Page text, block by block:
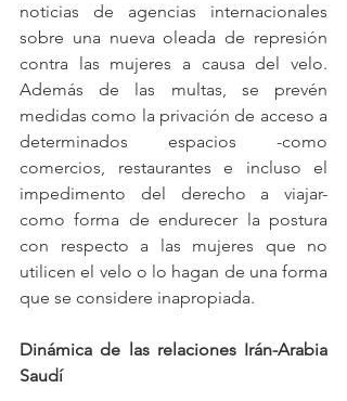
noticias de agencias internacionales
sobre una nueva oleada de represión
contra las mujeres a causa del velo.
Además de las multas, se prevén
medidas como la privación de acceso a
determinados espacios -como
comercios, restaurantes e incluso el
impedimento del derecho a viajar-
como forma de endurecer la postura
con respecto a las mujeres que no
utilicen el velo o lo hagan de una forma
que se considere inapropiada.
Dinámica de las relaciones Irán-Arabia
Saudí